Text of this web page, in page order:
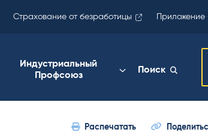
Страхование от безработицы Приложение
Индустриальный
Профсоюз
Поиск
Распечатать